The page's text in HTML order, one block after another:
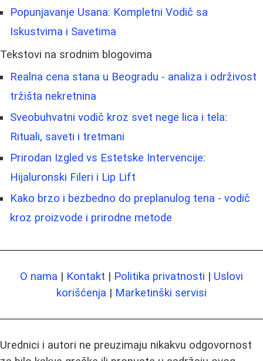
Popunjavanje Usana: Kompletni Vodič sa
Iskustvima i Savetima
Tekstovi na srodnim blogovima
Realna cena stana u Beogradu - analiza i održivost
tržišta nekretnina
Sveobuhvatni vodič kroz svet nege lica i tela:
Rituali, saveti i tretmani
Prirodan Izgled vs Estetske Intervencije:
Hijaluronski Fileri i Lip Lift
Kako brzo i bezbedno do preplanulog tena - vodič
kroz proizvode i prirodne metode
O nama | Kontakt | Politika privatnosti | Uslovi
korišćenja | Marketinški servisi
Urednici i autori ne preuzimaju nikakvu odgovornost